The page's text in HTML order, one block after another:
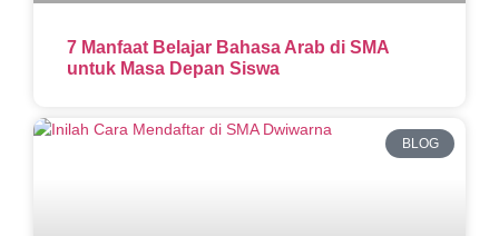
7 Manfaat Belajar Bahasa Arab di SMA
untuk Masa Depan Siswa
BLOG